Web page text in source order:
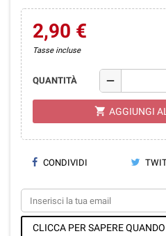
2,90 €
Tasse incluse
QUANTITÀ remove
shopping_cart AGGIUNGI
CONDIVIDI
CLICCA PER SAPERE